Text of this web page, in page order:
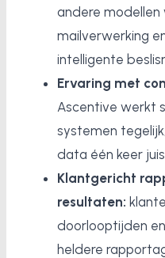
andere
mailverwerking
intelligente
Ervaring met
Ascentive werkt
systemen
data één keer
Klantgericht
resultaten:
doorlooptijden
heldere